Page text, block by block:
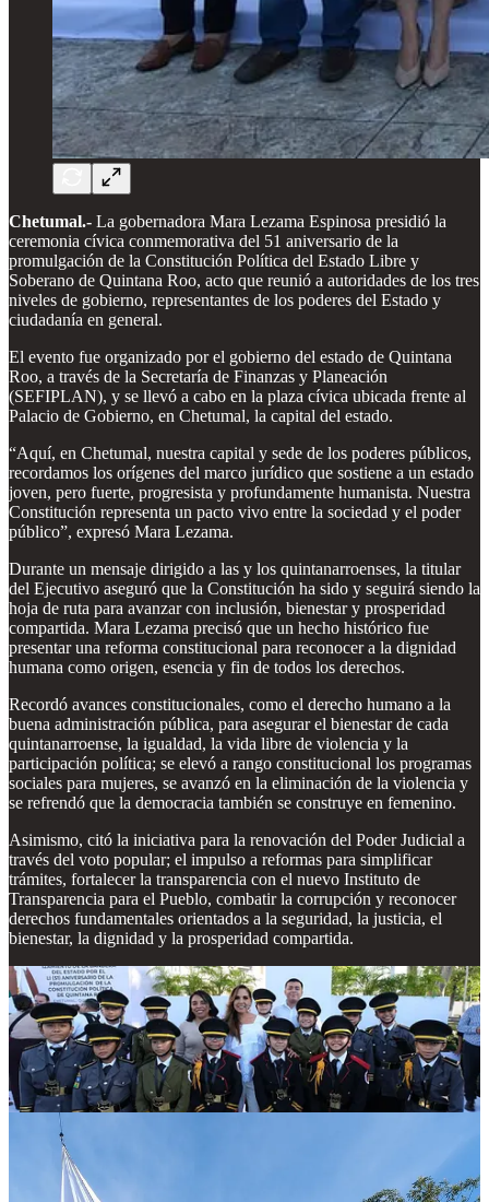
Chetumal.- La gobernadora Mara Lezama Espinosa presidió la
ceremonia cívica conmemorativa del 51 aniversario de la
promulgación de la Constitución Política del Estado Libre y
Soberano de Quintana Roo, acto que reunió a autoridades de los tres
niveles de gobierno, representantes de los poderes del Estado y
ciudadanía en general.
El evento fue organizado por el gobierno del estado de Quintana
Roo, a través de la Secretaría de Finanzas y Planeación
(SEFIPLAN), y se llevó a cabo en la plaza cívica ubicada frente al
Palacio de Gobierno, en Chetumal, la capital del estado.
“Aquí, en Chetumal, nuestra capital y sede de los poderes públicos,
recordamos los orígenes del marco jurídico que sostiene a un estado
joven, pero fuerte, progresista y profundamente humanista. Nuestra
Constitución representa un pacto vivo entre la sociedad y el poder
público”, expresó Mara Lezama.
Durante un mensaje dirigido a las y los quintanarroenses, la titular
del Ejecutivo aseguró que la Constitución ha sido y seguirá siendo la
hoja de ruta para avanzar con inclusión, bienestar y prosperidad
compartida. Mara Lezama precisó que un hecho histórico fue
presentar una reforma constitucional para reconocer a la dignidad
humana como origen, esencia y fin de todos los derechos.
Recordó avances constitucionales, como el derecho humano a la
buena administración pública, para asegurar el bienestar de cada
quintanarroense, la igualdad, la vida libre de violencia y la
participación política; se elevó a rango constitucional los programas
sociales para mujeres, se avanzó en la eliminación de la violencia y
se refrendó que la democracia también se construye en femenino.
Asimismo, citó la iniciativa para la renovación del Poder Judicial a
través del voto popular; el impulso a reformas para simplificar
trámites, fortalecer la transparencia con el nuevo Instituto de
Transparencia para el Pueblo, combatir la corrupción y reconocer
derechos fundamentales orientados a la seguridad, la justicia, el
bienestar, la dignidad y la prosperidad compartida.